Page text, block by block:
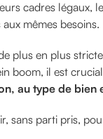
cadres légaux,
mêmes besoins.
plus en plus
boom, il est
au type de bien
sans parti pris,